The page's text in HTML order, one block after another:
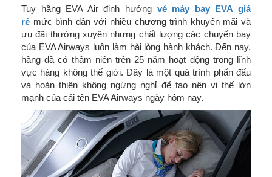
Tuy hãng EVA Air định hướng vé máy bay EVA giá
rẻ mức bình dân với nhiều chương trình khuyến mãi và
ưu đãi thường xuyên nhưng chất lượng các chuyến bay
của EVA Airways luôn làm hài lòng hành khách. Đến nay,
hãng đã có thâm niên trên 25 năm hoạt động trong lĩnh
vực hàng không thế giới. Đây là một quá trình phấn đấu
và hoàn thiện không ngừng nghỉ để tạo nên vị thế lớn
mạnh của cái tên EVA Airways ngày hôm nay.